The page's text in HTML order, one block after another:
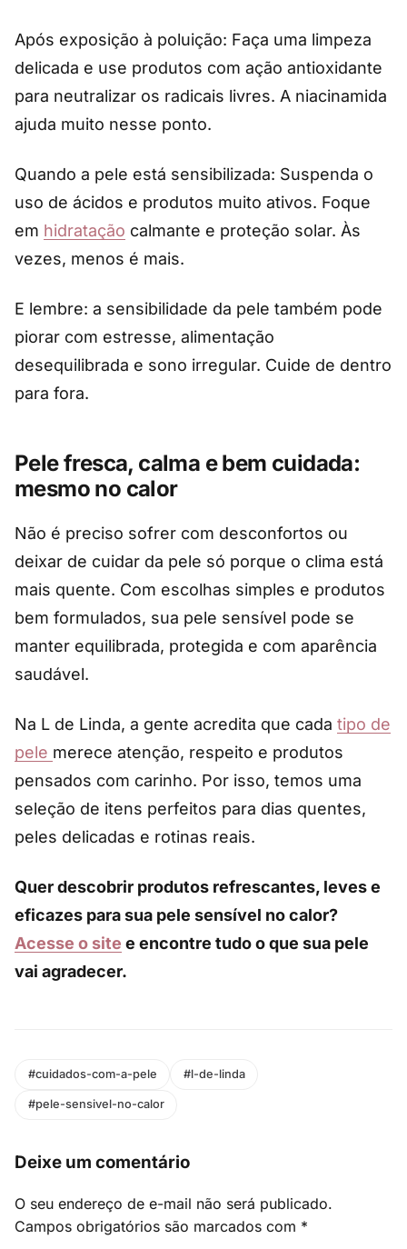
Após exposição à poluição: Faça uma limpeza
delicada e use produtos com ação antioxidante
para neutralizar os radicais livres. A niacinamida
ajuda muito nesse ponto.
Quando a pele está sensibilizada: Suspenda o
uso de ácidos e produtos muito ativos. Foque
em hidratação calmante e proteção solar. Às
vezes, menos é mais.
E lembre: a sensibilidade da pele também pode
piorar com estresse, alimentação
desequilibrada e sono irregular. Cuide de dentro
para fora.
Pele fresca, calma e bem cuidada:
mesmo no calor
Não é preciso sofrer com desconfortos ou
deixar de cuidar da pele só porque o clima está
mais quente. Com escolhas simples e produtos
bem formulados, sua pele sensível pode se
manter equilibrada, protegida e com aparência
saudável.
Na L de Linda, a gente acredita que cada tipo de
pele merece atenção, respeito e produtos
pensados com carinho. Por isso, temos uma
seleção de itens perfeitos para dias quentes,
peles delicadas e rotinas reais.
Quer descobrir produtos refrescantes, leves e
eficazes para sua pele sensível no calor?
Acesse o site e encontre tudo o que sua pele
vai agradecer.
#cuidados-com-a-pele #l-de-linda
#pele-sensivel-no-calor
Deixe um comentário
O seu endereço de e-mail não será publicado.
Campos obrigatórios são marcados com *